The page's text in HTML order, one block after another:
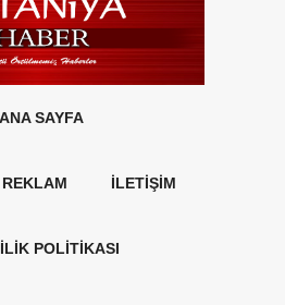
ANA SAYFA
REKLAM İLETİŞİM
POLİTİKASI